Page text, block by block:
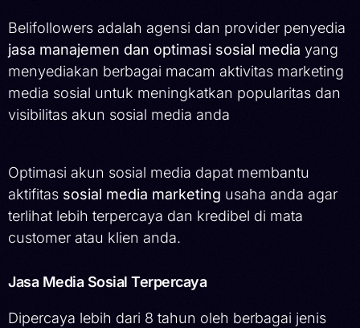
Belifollowers adalah agensi dan provider penyedia
jasa manajemen dan optimasi sosial media yang
menyediakan berbagai macam aktivitas marketing
media sosial untuk meningkatkan popularitas dan
visibilitas akun sosial media anda
Optimasi akun sosial media dapat membantu
aktifitas sosial media marketing usaha anda agar
terlihat lebih terpercaya dan kredibel di mata
customer atau klien anda.
Jasa Media Sosial Terpercaya
Dipercaya lebih dari 8 tahun oleh berbagai jenis